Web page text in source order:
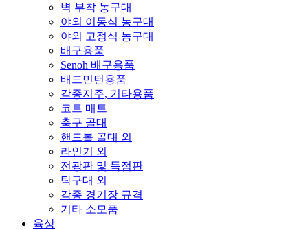
벽 부착 농구대
야외 이동식 농구대
야외 고정식 농구대
배구용품
Senoh 배구용품
배드민턴용품
각종지주, 기타용품
코트 매트
축구 골대
핸드볼 골대 외
라인기 외
전광판 및 득점판
탁구대 외
각종 경기장 규격
기타 소모품
육상